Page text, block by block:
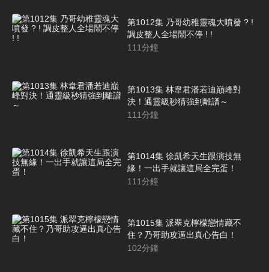
第1012集 乃哥幼稚靈魂大噴發 ? !
調皮整人全場鬧不停 ! !
111分鐘
第1013集 林韋君潘若迪巔峰對
決！通靈級秒猜強到離譜～
111分鐘
第1014集 徐凱希天生跟演技無
緣！一出手就讓這局全完蛋！
111分鐘
第1015集 派翠克檸檬戀情藏不
住？乃哥助攻逼出真心告白！
102分鐘